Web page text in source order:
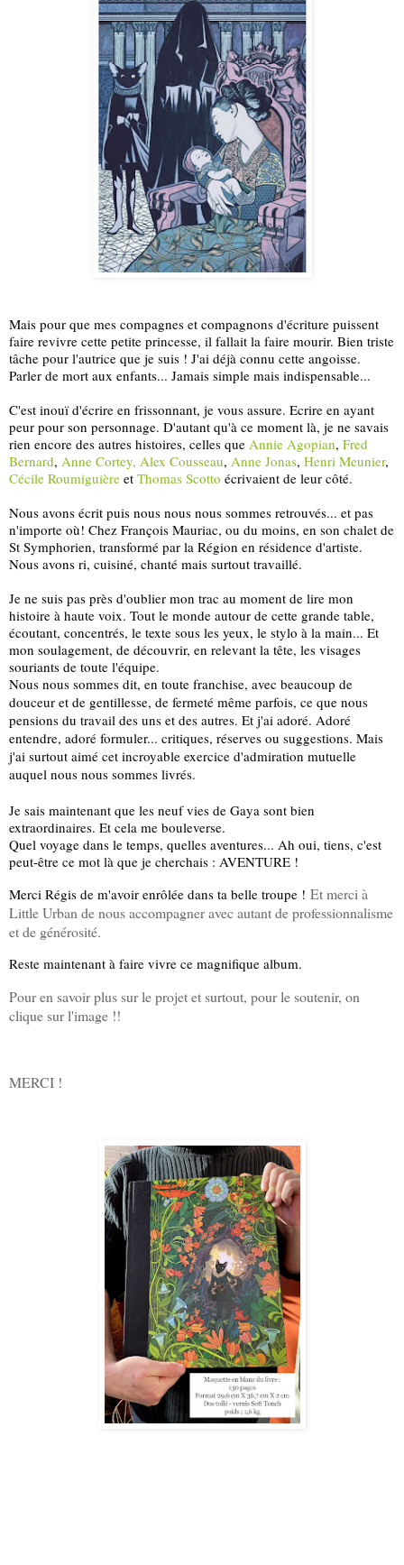
Mais pour que mes compagnes et compagnons d'écriture puissent
tâche pour l'autrice que je suis ! J'ai déjà connu cette angoisse.
Parler de mort aux enfants... Jamais simple mais indispensable...
C'est inouï d'écrire en frissonnant, je vous assure. Ecrire en ayant
peur pour son personnage. D'autant qu'à ce moment là, je ne savais
rien encore des autres histoires, celles que Annie Agopian, Fred
Bernard, Anne Cortey, Alex Cousseau, Anne Jonas, Henri Meunier
Cécile Roumiguière et Thomas Scotto écrivaient de leur côté.
Nous avons écrit puis nous nous nous sommes retrouvés... et pas
n'importe où! Chez François Mauriac, ou du moins, en son chalet de
St Symphorien, transformé par la Région en résidence d'artiste.
Nous avons ri, cuisiné, chanté mais surtout travaillé.
Je ne suis pas près d'oublier mon trac au moment de lire mon
histoire à haute voix. Tout le monde autour de cette grande table,
écoutant, concentrés, le texte sous les yeux, le stylo à la main... Et
mon soulagement, de découvrir, en relevant la tête, les visages
souriants de toute l'équipe.
Nous nous sommes dit, en toute franchise, avec beaucoup de
douceur et de gentillesse, de fermeté même parfois, ce que nous
pensions du travail des uns et des autres. Et j'ai adoré. Adoré
entendre, adoré formuler... critiques, réserves ou suggestions. Mais
j'ai surtout aimé cet incroyable exercice d'admiration mutuelle
auquel nous nous sommes livrés.
Je sais maintenant que les neuf vies de Gaya sont bien
extraordinaires. Et cela me bouleverse.
Quel voyage dans le temps, quelles aventures... Ah oui, tiens, c'est
peut-être ce mot là que je cherchais : AVENTURE !
Merci Régis de m'avoir enrôlée dans ta belle troupe ! Et merci à
Little Urban de nous accompagner avec autant de professionnalisme
et de générosité.
Reste maintenant à faire vivre ce magnifique album.
Pour en savoir plus sur le projet et surtout, pour le soutenir, on
clique sur l'image !!
MERCI !